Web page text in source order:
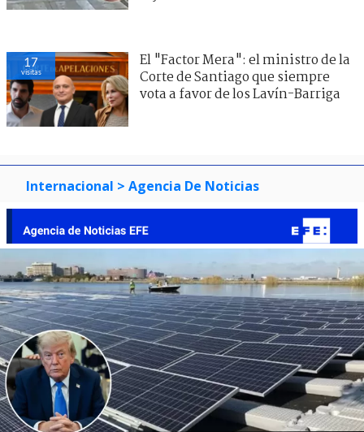
17
visitas
El "Factor Mera": el ministro de la
Corte de Santiago que siempre
vota a favor de los Lavín-Barriga
Internacional > Agencia De Noticias